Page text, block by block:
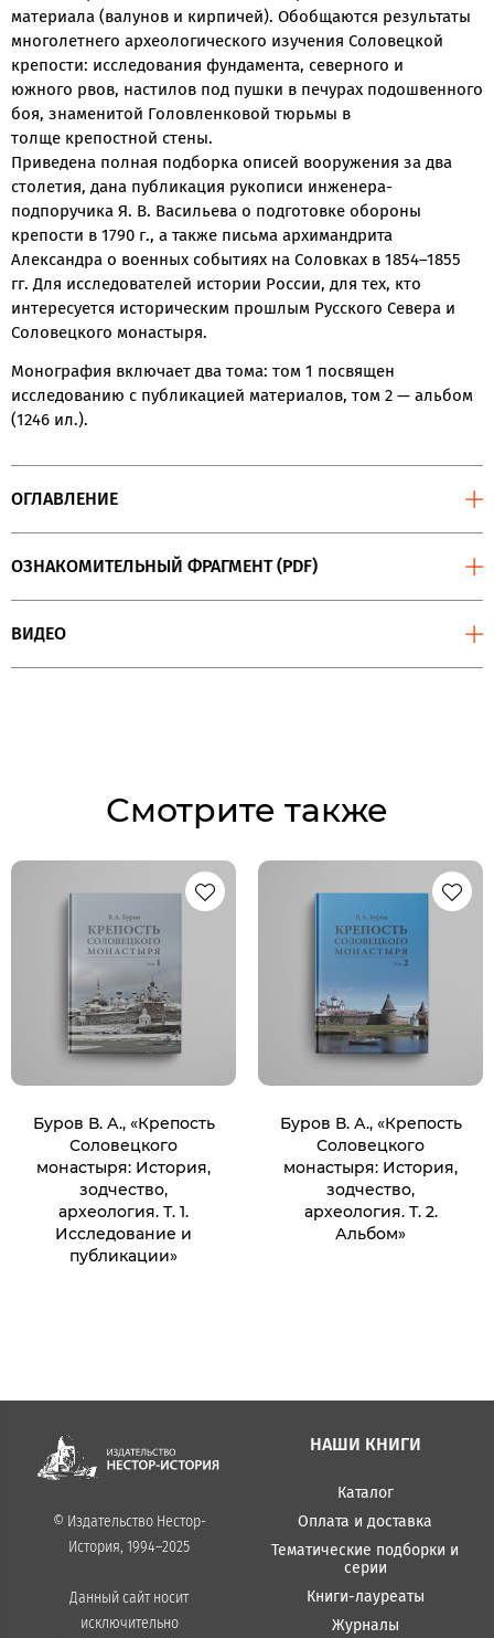
материала (валунов и кирпичей). Обобщаются результаты
многолетнего археологического изучения Соловецкой
крепости: исследования фундамента, северного и
южного рвов, настилов под пушки в печурах подошвенного
боя, знаменитой Головленковой тюрьмы в
толще крепостной стены.
Приведена полная подборка описей вооружения за два
столетия, дана публикация рукописи инженера-
подпоручика Я. В. Васильева о подготовке обороны
крепости в 1790 г., а также письма архимандрита
Александра о военных событиях на Соловках в 1854–1855
гг. Для исследователей истории России, для тех, кто
интересуется историческим прошлым Русского Севера и
Соловецкого монастыря.
Монография включает два тома: том 1 посвящен
исследованию с публикацией материалов, том 2 — альбом
(1246 ил.).
ОГЛАВЛЕНИЕ
ОЗНАКОМИТЕЛЬНЫЙ ФРАГМЕНТ (PDF)
ВИДЕО
Смотрите также
Буров В. А., «Крепость
Соловецкого
монастыря: История,
зодчество,
археология. Т. 1.
Исследование и
публикации »
Буров В. А., «Крепость
Соловецкого
монастыря: История,
зодчество,
археология. Т. 2.
Альбом»
© Издательство Нестор-
История, 1994–2025
Данный сайт носит
исключительно
НАШИ КНИГИ
Каталог
Оплата и доставка
Тематические подборки и
серии
Книги-лауреаты
Журналы